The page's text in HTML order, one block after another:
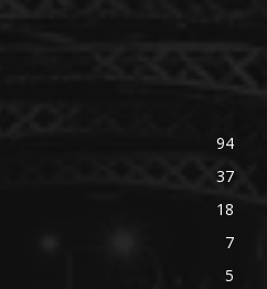
94
37
18
7
5